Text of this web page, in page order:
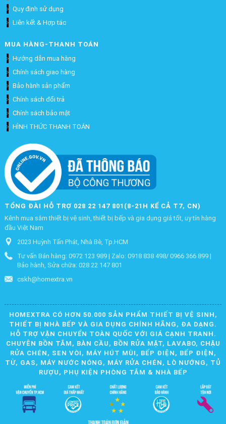
Quy định sử dụng
Liên kết & Hợp tác
MUA HÀNG-THANH TOÁN
Hướng dẫn mua hàng
Chính sách giao hàng
Bảo hành sản phẩm
Chính sách đổi trả
Chính sách bảo mật
HÌNH THỨC THANH TOÁN
TỔNG ĐÀI HỖ TRỢ 028 22 147 801(8-21H KỂ CẢ T7, CN)
Kênh mua sắm thiết bị vệ sinh, thiết bị bếp và gia dụng giá tốt, uy tín hàng
đầu Việt Nam
2023 Huỳnh Tấn Phát, Nhà Bè, Tp.HCM
Tư vấn Bán hàng: 0972 123 989 | Zalo: 0918 838 498/ 0966 366 899 |
Bảo hành, Sửa chữa: 028 22 147 801
cskh@homextra.vn
HOMEXTRA CÓ HƠN 50.000 SẢN PHẨM THIẾT BỊ VỆ SINH,
THIẾT BỊ NHÀ BẾP VÀ GIA DỤNG CHÍNH HÃNG, ĐA DẠNG.
HỖ TRỢ VẬN CHUYỂN TOÀN QUỐC VỚI GIÁ CẠNH TRANH.
CHUYÊN BỒN TẮM, BÀN CẦU, BỒN RỬA MẶT, LAVABO, CHẬU
RỬA CHÉN, SEN VÒI, MÁY HÚT MÙI, BẾP ĐIỆN, BẾP ĐIỆN,
TỪ, GAS, MÁY NƯỚC NÓNG, MÁY RỬA CHÉN, LÒ NƯỚNG, TỦ
RƯỢU, PHỤ KIỆN PHÒNG TẮM & NHÀ BẾP